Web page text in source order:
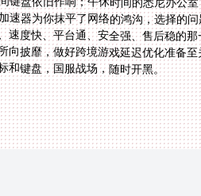
速器为你抹平了网络的鸿沟，选择的
速度快、平台通、安全强、售后稳的
所向披靡，做好跨境游戏延迟优化准
和键盘，国服战场，随时开黑。